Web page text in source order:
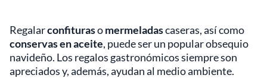
Regalarconfiturasomermeladascaseras, así como
conservas en aceite, puede ser un popular obsequio
navideño. Los regalos gastronómicos siempre son
apreciados y, además, ayudan al medio ambiente.